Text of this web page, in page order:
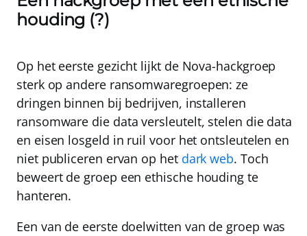
houding (?)
Op het eerste gezicht lijkt de Nova-hackgroep
sterk op andere ransomwaregroepen: ze
dringen binnen bij bedrijven, installeren
ransomware die data versleutelt, stelen die data
en eisen losgeld in ruil voor het ontsleutelen en
niet publiceren ervan op het dark web. Toch
beweert de groep een ethische houding te
hanteren.
Een van de eerste doelwitten van de groep was